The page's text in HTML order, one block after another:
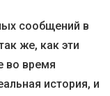
сообщений в
же, как эти
во время
история, и